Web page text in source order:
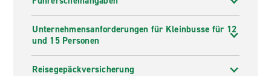
Unternehmensanforderungen für Kleinbusse für 12
und 15 Personen
Reisegepäckversicherung